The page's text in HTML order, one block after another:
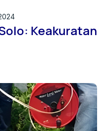
Keakuratan